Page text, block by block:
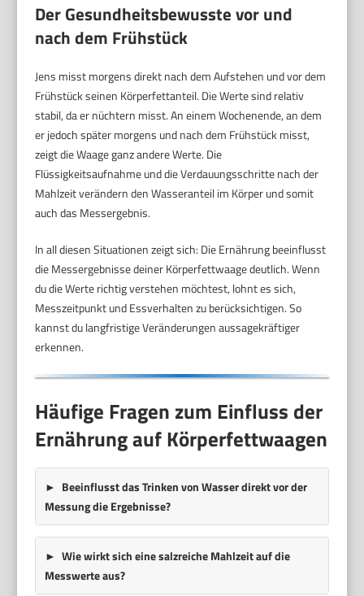
Der Gesundheitsbewusste vor und
nach dem Frühstück
Jens misst morgens direkt nach dem Aufstehen und vor dem
Frühstück seinen Körperfettanteil. Die Werte sind relativ
stabil, da er nüchtern misst. An einem Wochenende, an dem
er jedoch später morgens und nach dem Frühstück misst,
zeigt die Waage ganz andere Werte. Die
Flüssigkeitsaufnahme und die Verdauungsschritte nach der
Mahlzeit verändern den Wasseranteil im Körper und somit
auch das Messergebnis.
In all diesen Situationen zeigt sich: Die Ernährung beeinflusst
die Messergebnisse deiner Körperfettwaage deutlich. Wenn
du die Werte richtig verstehen möchtest, lohnt es sich,
Messzeitpunkt und Essverhalten zu berücksichtigen. So
kannst du langfristige Veränderungen aussagekräftiger
erkennen.
Häufige Fragen zum Einfluss der
Ernährung auf Körperfettwaagen
Beeinflusst das Trinken von Wasser direkt vor der
Messung die Ergebnisse?
Wie wirkt sich eine salzreiche Mahlzeit auf die
Messwerte aus?